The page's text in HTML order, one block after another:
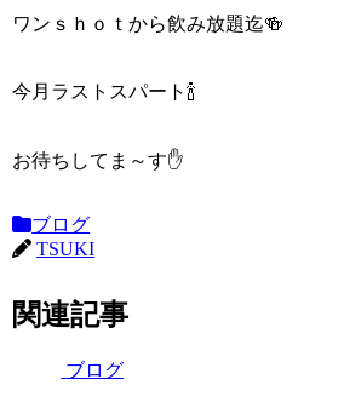
ワンｓｈｏｔから飲み放題迄🍻
今月ラストスパート🍾
お待ちしてま～す✋
ブログ
TSUKI
関連記事
ブログ